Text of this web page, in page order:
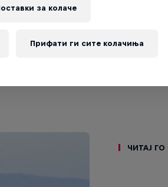
Stack's best wave from his
Читај
за колачe
Прифати ги сите колачиња